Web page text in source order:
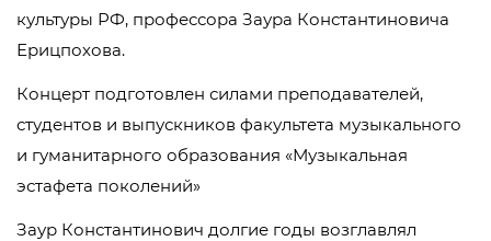
культуры РФ, профессора Заура Константиновича
Ерицпохова.
Концерт подготовлен силами преподавателей,
студентов и выпускников факультета музыкального
и гуманитарного образования «Музыкальная
эстафета поколений»
Заур Константинович долгие годы возглавлял